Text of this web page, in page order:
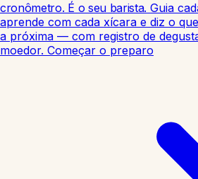
cronômetro. É o seu barista. Guia
aprende com cada xícara e diz o
a próxima — com registro de
moedor. Começar o preparo